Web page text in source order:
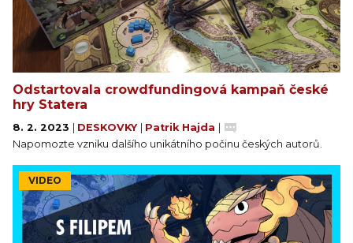
Odstartovala crowdfundingová kampaň české
hry Statera
8. 2. 2023 DESKOVKY Patrik Hajda
Napomozte vzniku dalšího unikátního počinu českých autorů.
VIDEO